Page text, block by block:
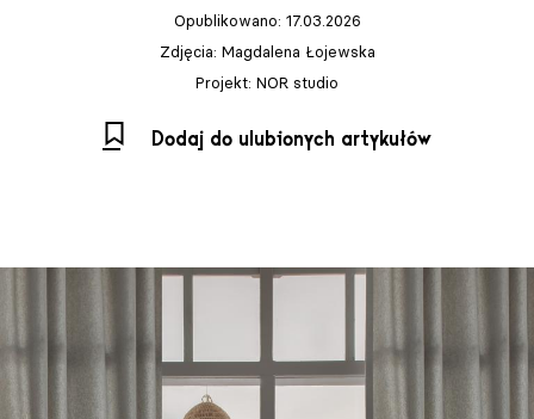
Opublikowano: 17.03.2026
Zdjęcia: Magdalena Łojewska
Projekt: NOR studio
Dodaj do ulubionych artykułów